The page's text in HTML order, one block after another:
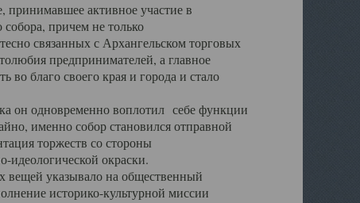
принимавшее активное участие в
собора, причем не только
связанных с Архангельском торговых
предпринимателей, а главное
во благо своего края и города и стало
одновременно воплотил себе функции
именно собор становился отправной
торжеств со стороны
идеологической окраски.
указывало на общественный
историко-культурной миссии